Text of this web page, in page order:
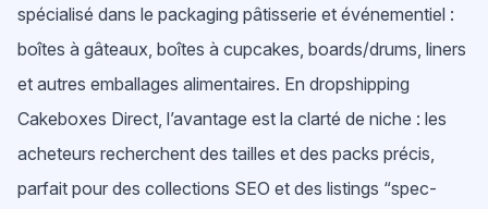
spécialisé dans le packaging pâtisserie et événementiel :
boîtes à gâteaux, boîtes à cupcakes, boards/drums, liners
et autres emballages alimentaires. En dropshipping
Cakeboxes Direct, l’avantage est la clarté de niche : les
acheteurs recherchent des tailles et des packs précis,
parfait pour des collections SEO et des listings “spec-